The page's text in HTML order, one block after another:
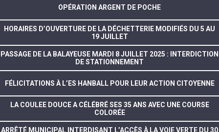
OPÉRATION ARGENT DE POCHE
HORAIRES D’OUVERTURE DE LA DÉCHETTERIE MODIFIÉS DU 5 AU
19 JUILLET
PASSAGE DE LA BALAYEUSE MARDI 8 JUILLET 2025 : INTERDICTION
DE STATIONNEMENT
FÉLICITATIONS À L’ES HANBALL POUR LEUR ACTION CITOYENNE
LA COULEE DOUCE A CÉLÉBRÉ SES 35 ANS AVEC UNE COURSE
COLORÉE
ARRÊTÉ MUNICIPAL INTERDISANT L’ACCÈS À LA VOIE VERTE DU 30